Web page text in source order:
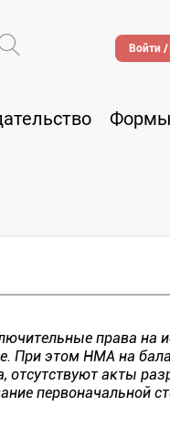
Войти /
Формы
права на
При этом НМА на
отсутствуют акты
первоначальной